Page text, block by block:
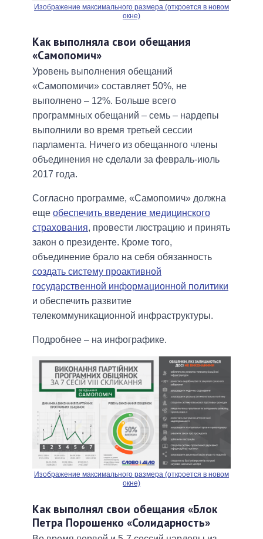
Изображение максимального размера (откроется в новом
окне)
Как выполняла свои обещания
«Самопомич»
Уровень выполнения обещаний
«Самопомичи» составляет 50%, не
выполнено – 12%. Больше всего
программных обещаний – семь – нардепы
выполнили во время третьей сессии
парламента. Ничего из обещанного члены
объединения не сделали за февраль-июль
2017 года.
Согласно программе, «Самопомич» должна
еще обеспечить введение медицинского
страхования, провести люстрацию и принять
закон о президенте. Кроме того,
объединение брало на себя обязанность
создать систему проактивной
государственной информационной политики
и обеспечить развитие
телекоммуникационной инфраструктуры.
Подробнее – на инфографике.
Изображение максимального размера (откроется в новом
окне)
Как выполнял свои обещания «Блок
Петра Порошенко «Солидарность»